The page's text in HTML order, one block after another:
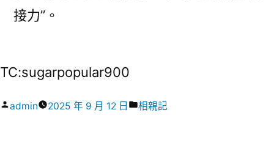
接力”。
TC:sugarpopular900
作
admin 2025 年 9 月 12 日
分
相親記